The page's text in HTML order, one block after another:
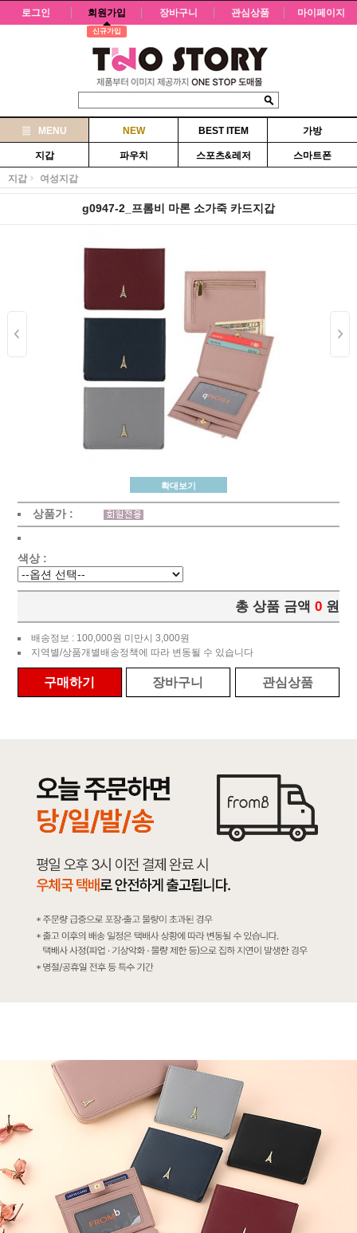
로그인 회원가입
신규가입
장바구니 관심상품 마이페이지
MENU NEW BEST ITEM 가방
지갑 파우치 스포츠&레저 스마트폰
지갑 여성지갑
g0947-2_프롬비 마론 소가죽 카드지갑
확대보기
상품가 :
색상 :
총 상품 금액 0 원
배송정보 : 100,000원 미만시 3,000원
지역별/상품개별배송정책에 따라 변동될 수 있습니다
구매하기 장바구니 관심상품